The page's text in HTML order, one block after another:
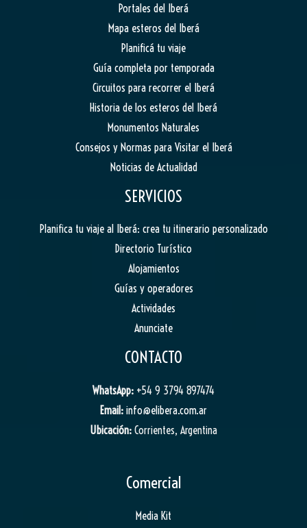
Portales del Iberá
Mapa esteros del Iberá
Planificá tu viaje
Guía completa por temporada
Circuitos para recorrer el Iberá
Historia de los esteros del Iberá
Monumentos Naturales
Consejos y Normas para Visitar el Iberá
Noticias de Actualidad
SERVICIOS
Planifica tu viaje al Iberá: crea tu itinerario personalizado
Directorio Turístico
Alojamientos
Guías y operadores
Actividades
Anunciate
CONTACTO
WhatsApp: +54 9 3794 897474
Email: info@elibera.com.ar
Ubicación: Corrientes, Argentina
Comercial
Media Kit